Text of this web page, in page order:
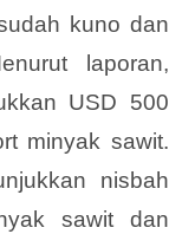
kuno dan
laporan,
USD 500
minyak sawit.
nisbah
sawit dan